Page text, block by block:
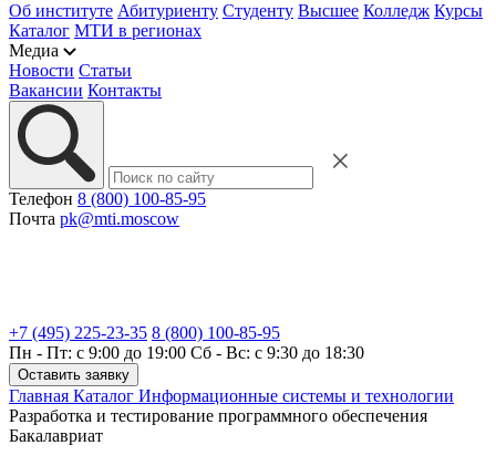
Об институте Абитуриенту Студенту Высшее Колледж Курсы
Каталог МТИ в регионах
Медиа
Новости Статьи
Вакансии Контакты
Телефон 8 (800) 100-85-95
Почта pk@mti.moscow
+7 (495) 225-23-35 8 (800) 100-85-95
Пн - Пт: с 9:00 до 19:00 Сб - Вс: с 9:30 до 18:30
Оставить заявку
Главная Каталог Информационные системы и технологии
Разработка и тестирование программного обеспечения
Бакалавриат